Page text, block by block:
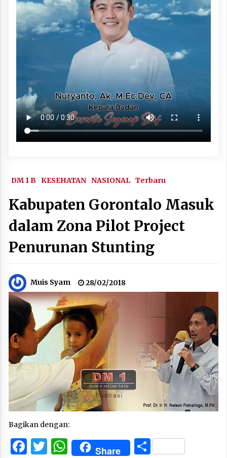
DM 1 B KESEHATAN NASIONAL Terbaru
Kabupaten Gorontalo Masuk
dalam Zona Pilot Project
Penurunan Stunting
Muis Syam 28/02/2018
Bagikan dengan:
Facebook
Twitter
WhatsApp
Share Share